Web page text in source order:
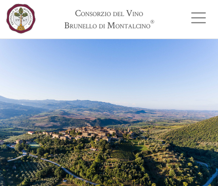
Consorzio del Vino
Brunello di Montalcino®